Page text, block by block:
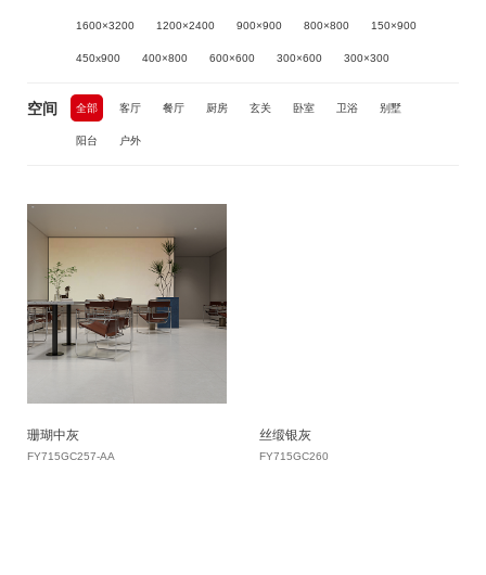
1600×3200 1200×2400 900×900 800×800 150×900
450x900 400×800 600×600 300×600 300×300
空间 全部 客厅 餐厅 厨房 玄关 卧室 卫浴 别墅
阳台 户外
珊瑚中灰
FY715GC257-AA
丝缎银灰
FY715GC260